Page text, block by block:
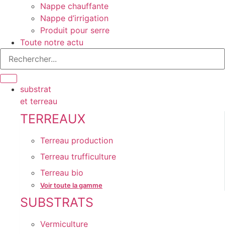
Nappe chauffante
Nappe d’irrigation
Produit pour serre
Toute notre actu
substrat
et terreau
TERREAUX
Terreau production
Terreau trufficulture
Terreau bio
Voir toute la gamme
SUBSTRATS
Vermiculture